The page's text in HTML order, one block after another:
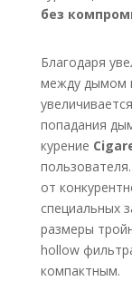
без
Благодаря
между дымом
попадания
курение
от
специальных
размеры
hollow
компактным.